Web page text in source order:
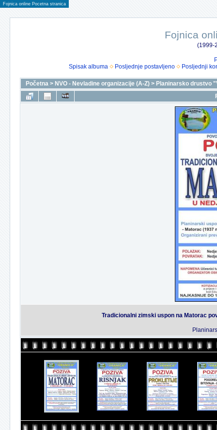
Fojnica online Pocetna stranica
Fojnica
(1999-
Spisak albuma
Posljednje postavljeno Posljednji
Početna > NVO - Nevladine organizacije (A-Z) > Planinarsko drustvo
Tradicionalni zimski uspon na Matorac